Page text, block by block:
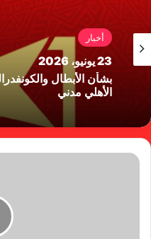
أخبار
23 يونيو، 2026
بشأن الأبطال
الأهلي مدني